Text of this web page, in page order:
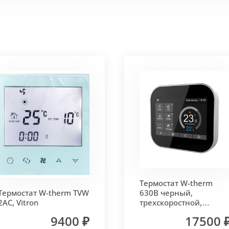
покрытием чёрного цвета.
- золото, бронза, чёрный, серебро (без доплат)
решетки - 13мм.Может быть изменена на 10 или 18
W-therm TVW
Vitron
9400 ₽
Термостат W-therm
630В черный,
трехскоростной,
17500